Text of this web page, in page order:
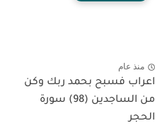
منذ عام
اعراب فسبح بحمد ربك وكن
من الساجدين (98) سورة
الحجر